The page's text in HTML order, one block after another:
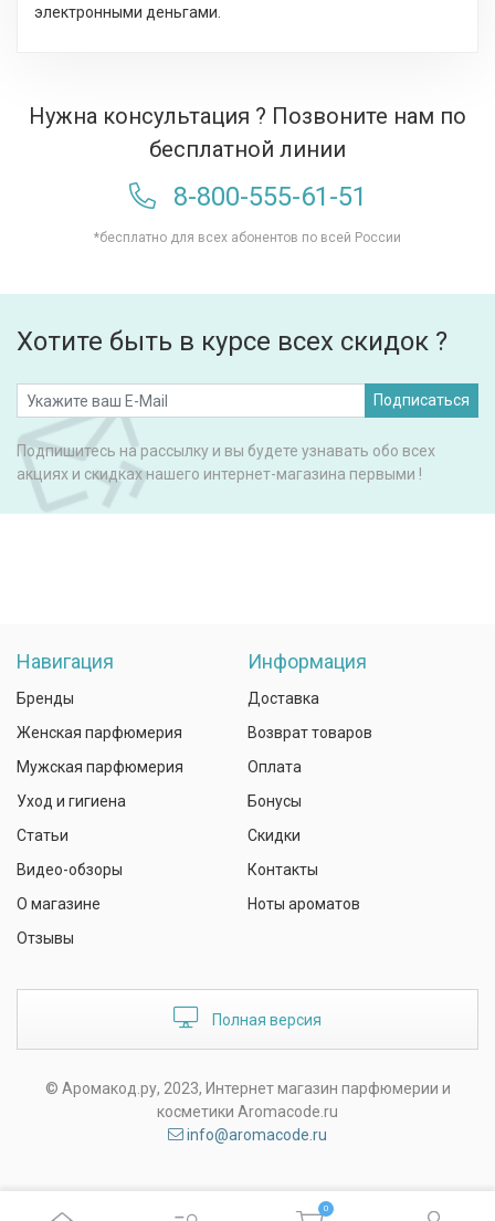
электронными деньгами.
Нужна консультация ? Позвоните нам по
бесплатной линии
8-800-555-61-51
*бесплатно для всех абонентов по всей России
Хотите быть в курсе всех скидок ?
Подписаться
Подпишитесь на рассылку и вы будете узнавать обо всех
акциях и скидках нашего интернет-магазина первыми !
Навигация
Бренды
Женская парфюмерия
Мужская парфюмерия
Уход и гигиена
Статьи
Видео-обзоры
О магазине
Отзывы
Информация
Доставка
Возврат товаров
Оплата
Бонусы
Скидки
Контакты
Ноты ароматов
Полная версия
© Аромакод.ру, 2023, Интернет магазин парфюмерии и
косметики Aromacode.ru
info@aromacode.ru
0